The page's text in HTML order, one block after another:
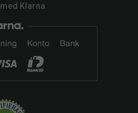
Klarna.